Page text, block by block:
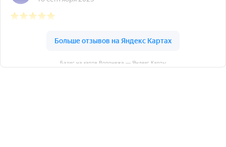
Базис на карте Воронежа — Яндекс Карты